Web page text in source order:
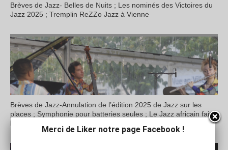
Brèves de Jazz- Belles de Nuits ; Les nominés des Victoires du
Jazz 2025 ; Tremplin ReZZo Jazz à Vienne
Brèves de Jazz-Annulation de l’édition 2025 de Jazz sur les
places ; Symphonie pour batteries seules ; Le Jazz africain fait
le plein à Fourvière ; Vienne habillée en Jazz
Merci de Liker notre page Facebook !